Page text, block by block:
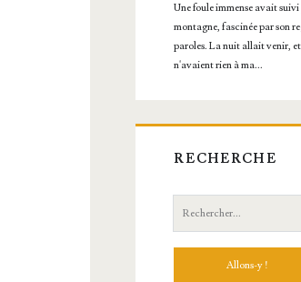
RECHERCHE
Recherche: